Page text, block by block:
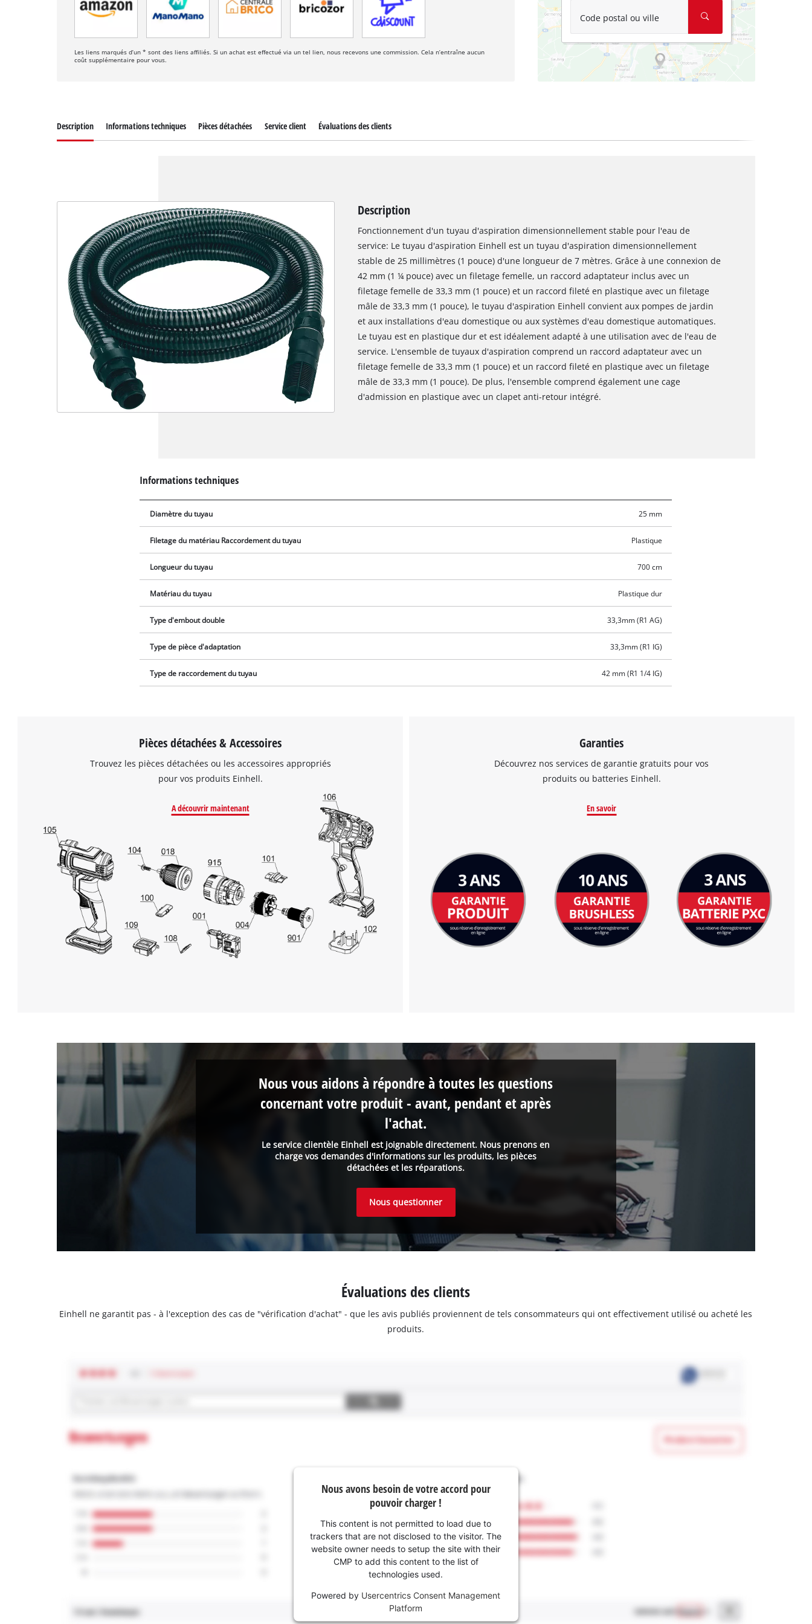
Les liens marqués d’un * sont des liens affiliés. Si un achat est effectué via un tel lien, nous recevons une commission. Cela n’entraîne aucun
coût supplémentaire pour vous.
Code postal ou ville
the site with their CMP to add this content
Description Informations techniques Pièces détachées Service client Évaluations des clients
Description
Fonctionnement d'un tuyau d'aspiration dimensionnellement stable pour l'eau de
service: Le tuyau d'aspiration Einhell est un tuyau d'aspiration dimensionnellement
stable de 25 millimètres (1 pouce) d'une longueur de 7 mètres. Grâce à une connexion de
42 mm (1 ¼ pouce) avec un filetage femelle, un raccord adaptateur inclus avec un
filetage femelle de 33,3 mm (1 pouce) et un raccord fileté en plastique avec un filetage
mâle de 33,3 mm (1 pouce), le tuyau d'aspiration Einhell convient aux pompes de jardin
et aux installations d'eau domestique ou aux systèmes d'eau domestique automatiques.
Le tuyau est en plastique dur et est idéalement adapté à une utilisation avec de l'eau de
service. L'ensemble de tuyaux d'aspiration comprend un raccord adaptateur avec un
filetage femelle de 33,3 mm (1 pouce) et un raccord fileté en plastique avec un filetage
mâle de 33,3 mm (1 pouce). De plus, l'ensemble comprend également une cage
d'admission en plastique avec un clapet anti-retour intégré.
Informations techniques
Diamètre du tuyau 25 mm
Filetage du matériau Raccordement du tuyau Plastique
Longueur du tuyau 700 cm
Matériau du tuyau Plastique dur
Type d'embout double 33,3mm (R1 AG)
Type de pièce d'adaptation 33,3mm (R1 IG)
Type de raccordement du tuyau 42 mm (R1 1/4 IG)
Pièces détachées & Accessoires
Trouvez les pièces détachées ou les accessoires appropriés
pour vos produits Einhell.
A découvrir maintenant
Garanties
Découvrez nos services de garantie gratuits pour vos
produits ou batteries Einhell.
En savoir
Le service clientèle Einhell est joignable directement. Nous prenons en
charge vos demandes d'informations sur les produits, les pièces
détachées et les réparations.
Nous vous aidons à répondre à toutes les questions
concernant votre produit - avant, pendant et après
l'achat.
Nous questionner
Évaluations des clients
Einhell ne garantit pas - à l'exception des cas de "vérification d'achat" - que les avis publiés proviennent de tels consommateurs qui ont effectivement utilisé ou acheté les
produits.
Nous avons besoin de votre accord pour
pouvoir charger !
This content is not permitted to load due to
trackers that are not disclosed to the visitor. The
website owner needs to setup the site with their
CMP to add this content to the list of
technologies used.
Powered by Usercentrics Consent Management
Platform